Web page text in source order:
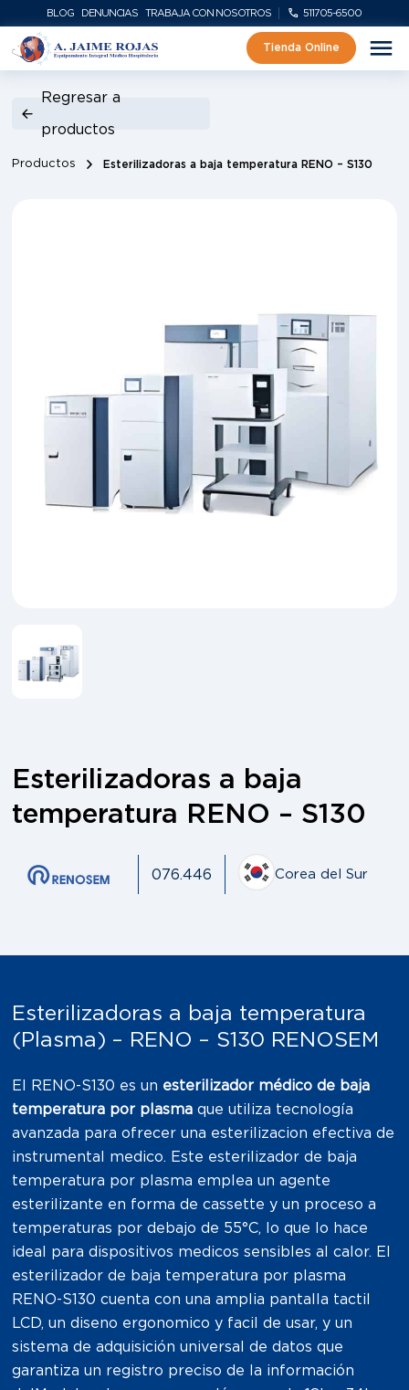
BLOG DENUNCIAS TRABAJA CON NOSOTROS 511705-6500
Tienda Online
Productos Esterilizadoras a baja temperatura RENO – S130
Regresar a
productos
Esterilizadoras a baja
temperatura RENO – S130
076.446 Corea del Sur
Esterilizadoras a baja temperatura
(Plasma) – RENO – S130 RENOSEM
EI RENO-S130 es un esterilizador médico de baja
temperatura por plasma que utiliza tecnología
avanzada para ofrecer una esterilizacion efectiva de
instrumental medico. Este esterilizador de baja
temperatura por plasma emplea un agente
esterilizante en forma de cassette y un proceso a
temperaturas por debajo de 55°C, lo que lo hace
ideal para dispositivos medicos sensibles al calor. El
esterilizador de baja temperatura por plasma
RENO-S130 cuenta con una amplia pantalla tactil
LCD, un diseno ergonomico y facil de usar, y un
sistema de adquisición universal de datos que
garantiza un registro preciso de la información